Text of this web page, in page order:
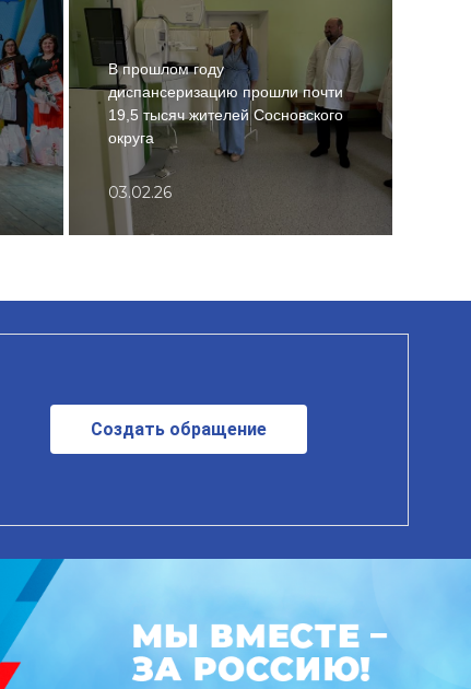
В прошлом году
диспансеризацию прошли почти
19,5 тысяч жителей Сосновского
округа
03.02.26
Создать обращение